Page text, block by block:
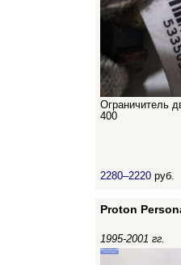
Ограничитель
400
2280–2220 руб.
Proton
1995-2001 гг.